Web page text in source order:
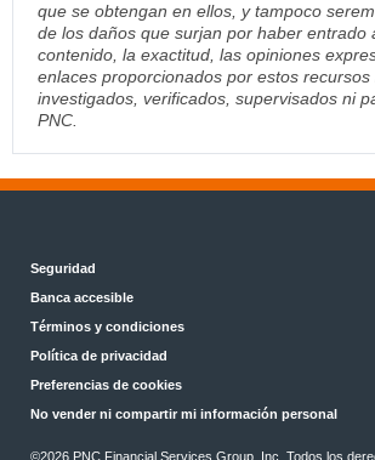
que se obtengan en ellos, y tampoco
de los daños que surjan por haber entrado
contenido, la exactitud, las opiniones
enlaces proporcionados por estos recursos
investigados, verificados, supervisados ni
PNC.
Seguridad
Banca accesible
Términos y condiciones
Política de privacidad
Preferencias de cookies
No vender ni compartir mi información personal
©2026 PNC Financial Services Group, Inc. Todos los